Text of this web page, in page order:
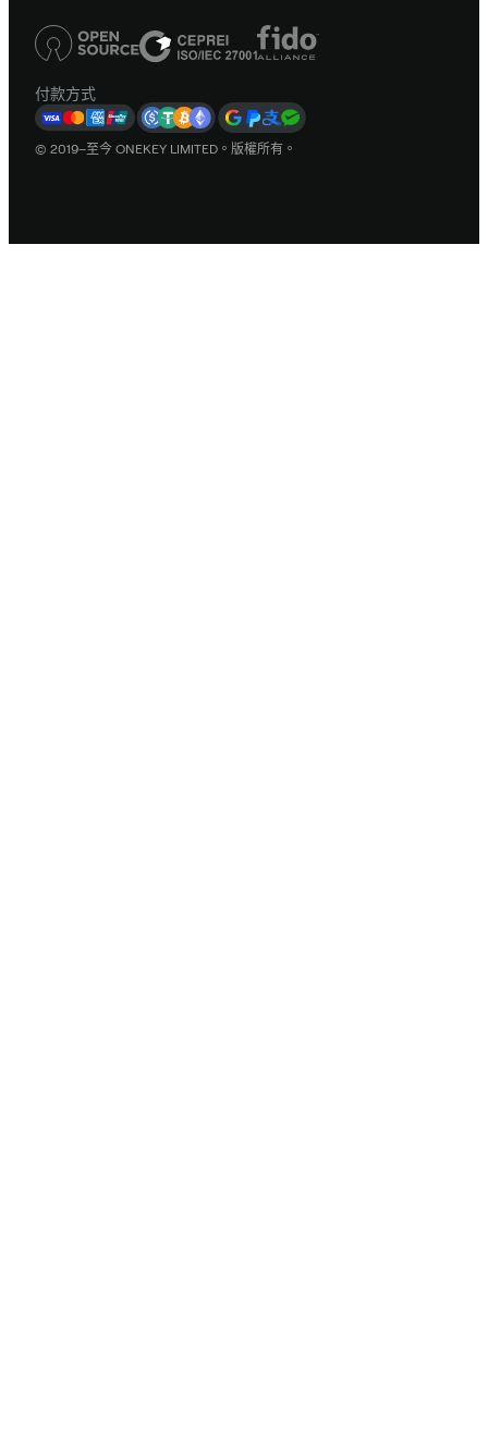
付款方式
© 2019–至今 ONEKEY LIMITED。版權所有。